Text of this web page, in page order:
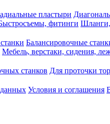
пластыри
фитинги Шланги,
Балансировочные
Мебель, верстаки, сидения,
станков Для проточки
данных Условия и соглашения